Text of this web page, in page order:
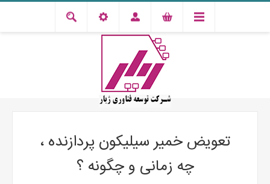
تعویض خمیر سیلیکون پردازنده ،
چه زمانی و چگونه ؟